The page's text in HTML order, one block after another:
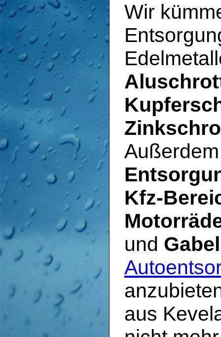
Wir
Kfz-
und
aus